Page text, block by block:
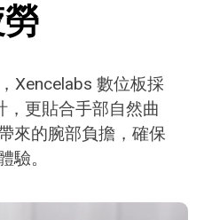
Xencelabs 數位板採
，更貼合手部自然曲
來的腕部負擔，確保
驗。